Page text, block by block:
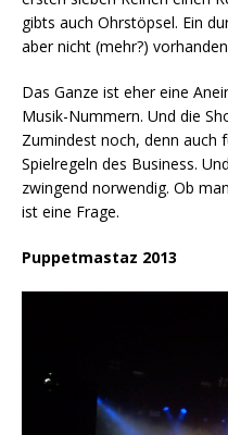
gibts auch Ohrstöpsel. Ein
aber nicht (mehr?)
Das Ganze ist eher eine
Musik-Nummern. Und die
Zumindest noch, denn auch
Spielregeln des Business.
zwingend norwendig. Ob
ist eine Frage.
Puppetmastaz 2013